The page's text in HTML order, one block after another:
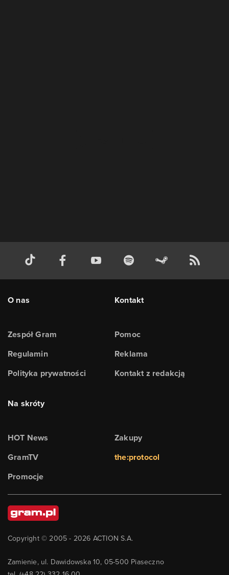
O nas
Zespół Gram
Regulamin
Polityka prywatności
Kontakt
Pomoc
Reklama
Kontakt z redakcją
Na skróty
HOT News
GramTV
Promocje
Zakupy
the:protocol
Copyright © 2005 - 2026 ACTION S.A.
Zamienie, ul. Dawidowska 10, 05-500 Piaseczno